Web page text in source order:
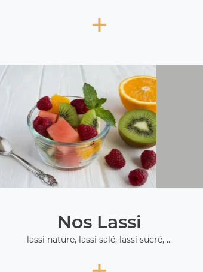
+
Nos Lassi
lassi nature, lassi salé, lassi sucré, ...